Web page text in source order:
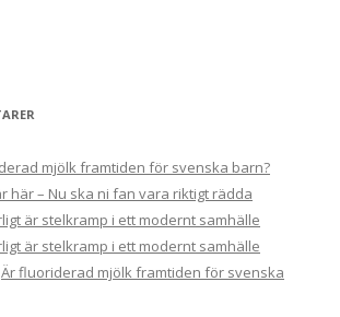
mjölk framtiden för svenska barn?
här – Nu ska ni fan vara riktigt rädda
är stelkramp i ett modernt samhälle
är stelkramp i ett modernt samhälle
Är fluoriderad mjölk framtiden för svenska